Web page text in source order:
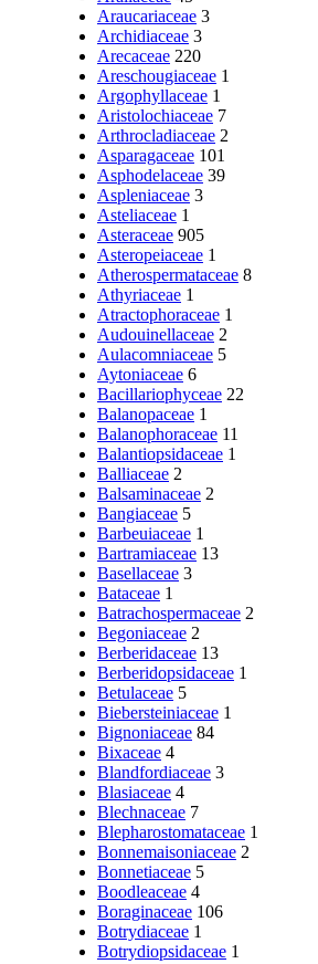
Araucariaceae 3
Archidiaceae 3
Arecaceae 220
Areschougiaceae 1
Argophyllaceae 1
Aristolochiaceae 7
Arthrocladiaceae 2
Asparagaceae 101
Asphodelaceae 39
Aspleniaceae 3
Asteliaceae 1
Asteraceae 905
Asteropeiaceae 1
Atherospermataceae 8
Athyriaceae 1
Atractophoraceae 1
Audouinellaceae 2
Aulacomniaceae 5
Aytoniaceae 6
Bacillariophyceae 22
Balanopaceae 1
Balanophoraceae 11
Balantiopsidaceae 1
Balliaceae 2
Balsaminaceae 2
Bangiaceae 5
Barbeuiaceae 1
Bartramiaceae 13
Basellaceae 3
Bataceae 1
Batrachospermaceae 2
Begoniaceae 2
Berberidaceae 13
Berberidopsidaceae 1
Betulaceae 5
Biebersteiniaceae 1
Bignoniaceae 84
Bixaceae 4
Blandfordiaceae 3
Blasiaceae 4
Blechnaceae 7
Blepharostomataceae 1
Bonnemaisoniaceae 2
Bonnetiaceae 5
Boodleaceae 4
Boraginaceae 106
Botrydiaceae 1
Botrydiopsidaceae 1